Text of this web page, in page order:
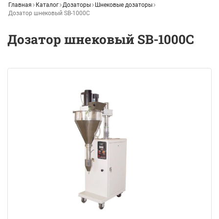
Главная Каталог Дозаторы
Шнековые дозаторы
Дозатор шнековый SB-1000C
Дозатор шнековый SB-1000C